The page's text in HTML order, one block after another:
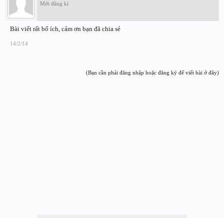
Mới đăng kí
Bài viết rất bổ ích, cảm ơn bạn đã chia sẻ
14/2/14
(Bạn cần phải đăng nhập hoặc đăng ký để viết bài ở đây)